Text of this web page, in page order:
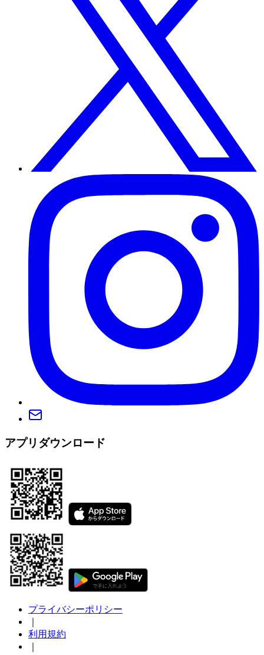
アプリダウンロード
プライバシーポリシー
利用規約